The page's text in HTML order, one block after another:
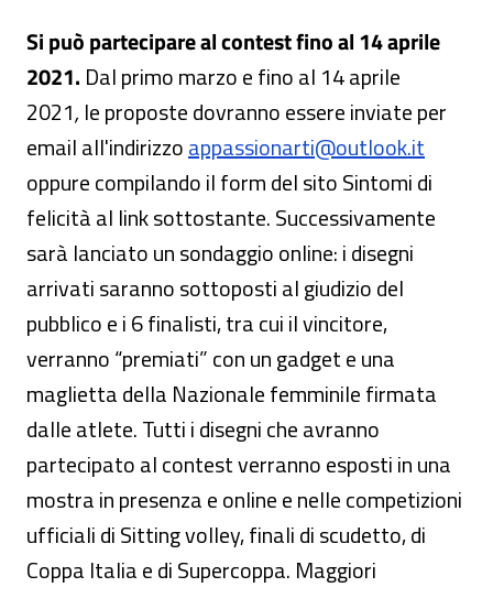
Si può partecipare al contest fino al 14 aprile
2021. Dal primo marzo e fino al 14 aprile
2021, le proposte dovranno essere inviate per
email all'indirizzoappassionarti@outlook.it
oppure compilando il form del sito Sintomi di
felicità al link sottostante. Successivamente
sarà lanciato un sondaggio online: i disegni
arrivati saranno sottoposti al giudizio del
pubblico e i 6 finalisti, tra cui il vincitore,
verranno “premiati” con un gadget e una
maglietta della Nazionale femminile firmata
dalle atlete. Tutti i disegni che avranno
partecipato al contest verranno esposti in una
mostra in presenza e online e nelle competizioni
ufficiali di Sitting volley, finali di scudetto, di
Coppa Italia e di Supercoppa. Maggiori